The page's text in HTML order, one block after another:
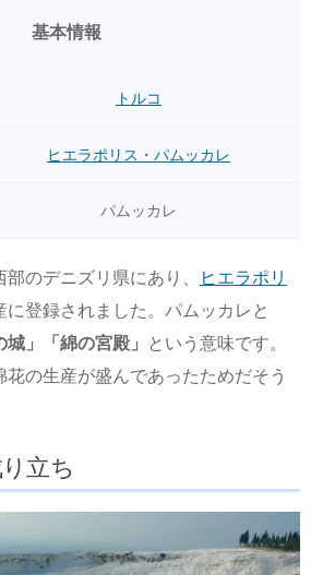
基本情報
トルコ
ヒエラポリス・パムッカレ
パムッカレ
のデニズリ県にあり、
ヒエラポリ
に登録されました。パムッカレと
城」 「綿の宮殿」
という意味です。
花の生産が盛んであったためだそう
立ち